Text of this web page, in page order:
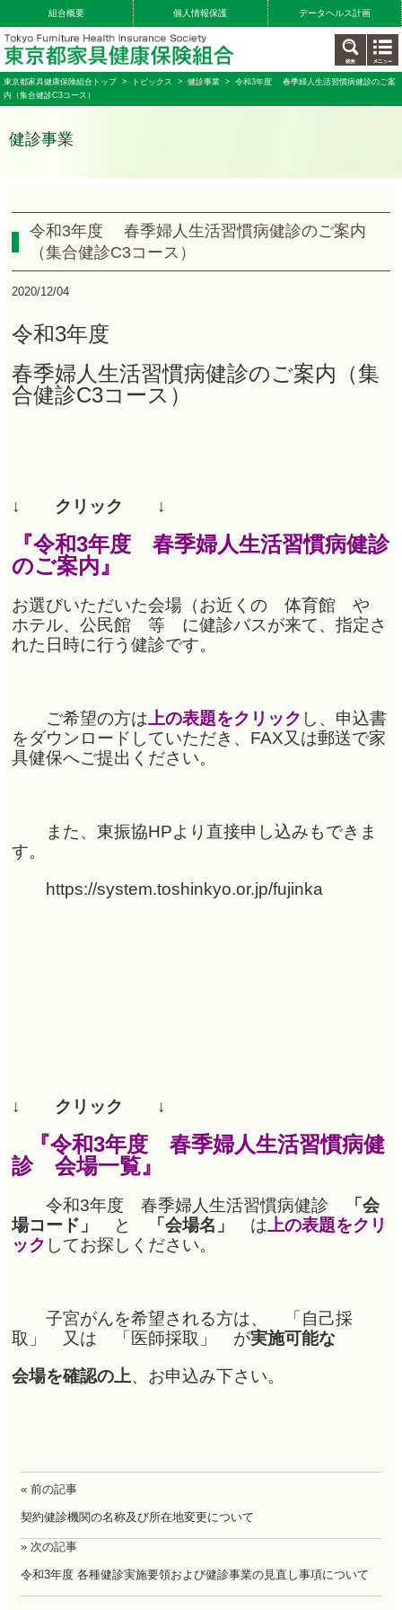
組合概要 個人情報保護 データヘルス計画
東京都家具健康保険組合トップ> トピックス > 健診事業 > 令和3年度 春季婦人生活習慣病健診のご案
内（集合健診C3コース）
健診事業
令和3年度 春季婦人生活習慣病健診のご案内
（集合健診C3コース）
2020/12/04
令和3年度
春季婦人生活習慣病健診のご案内（集
合健診C3コース）
↓ クリック ↓
『令和3年度 春季婦人生活習慣病健診
のご案内』
お選びいただいた会場（お近くの 体育館 や
ホテル、公民館 等 に健診バスが来て、指定さ
れた日時に行う健診です。
ご希望の方は上の表題をクリック し、申込書
をダウンロードしていただき、FAX又は郵送で家
具健保へご提出ください。
また、東振協HPより直接申し込みもできま
す。
https://system.toshinkyo.or.jp/fujinka
↓ クリック ↓
『令和3年度 春季婦人生活習慣病健
診 会場一覧』
令和3年度 春季婦人生活習慣病健診
「会
場コード」
と 「会場名」 は上の表題をクリ
ック してお探しください。
子宮がんを希望される方は、 「自己採
取」 又は 「医師採取」 が実施可能な
会場を確認の上、お申込み下さい。
« 前の記事
契約健診機関の名称及び所在地変更について
» 次の記事
令和3年度 各種健診実施要領および健診事業の見直し事項について